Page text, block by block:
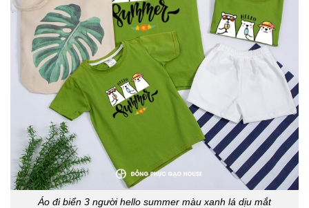
Áo đi biển 3 người hello summer màu xanh lá dịu mắt